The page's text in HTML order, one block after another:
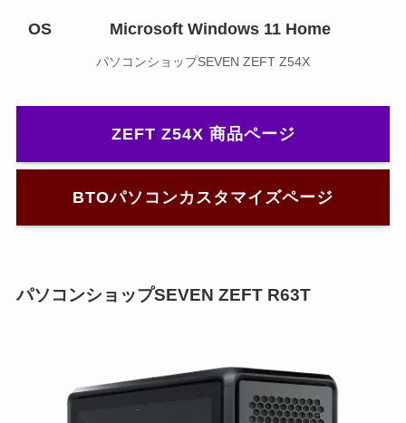
OS Microsoft Windows 11 Home
パソコンショップSEVEN ZEFT Z54X
ZEFT Z54X 商品ページ
BTOパソコンカスタマイズページ
パソコンショップSEVEN ZEFT R63T